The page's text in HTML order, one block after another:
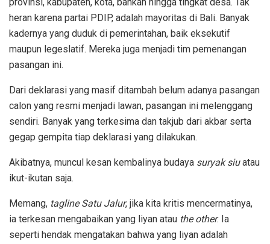
heran karena partai PDIP, adalah mayoritas di Bali. Banyak
kadernya yang duduk di pemerintahan, baik eksekutif
maupun legeslatif. Mereka juga menjadi tim pemenangan
pasangan ini.
Dari deklarasi yang masif ditambah belum adanya pasangan
calon yang resmi menjadi lawan, pasangan ini melenggang
sendiri. Banyak yang terkesima dan takjub dari akbar serta
gegap gempita tiap deklarasi yang dilakukan.
Akibatnya, muncul kesan kembalinya budaya suryak siuatau
ikut-ikutan saja.
Memang, tagline Satu Jalur, jika kita kritis mencermatinya,
ia terkesan mengabaikan yang liyan atau the other. Ia
seperti hendak mengatakan bahwa yang liyan adalah